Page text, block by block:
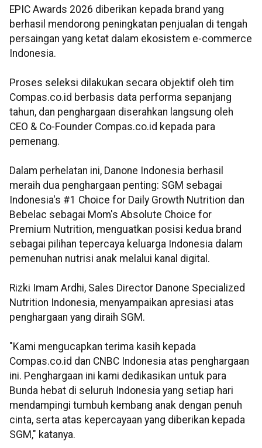
EPIC Awards 2026 diberikan kepada brand yang
berhasil mendorong peningkatan penjualan di tengah
persaingan yang ketat dalam ekosistem e-commerce
Indonesia.
Proses seleksi dilakukan secara objektif oleh tim
Compas.co.id berbasis data performa sepanjang
tahun, dan penghargaan diserahkan langsung oleh
CEO & Co-Founder Compas.co.id kepada para
pemenang.
Dalam perhelatan ini, Danone Indonesia berhasil
meraih dua penghargaan penting: SGM sebagai
Indonesia's #1 Choice for Daily Growth Nutrition dan
Bebelac sebagai Mom's Absolute Choice for
Premium Nutrition, menguatkan posisi kedua brand
sebagai pilihan tepercaya keluarga Indonesia dalam
pemenuhan nutrisi anak melalui kanal digital.
Rizki Imam Ardhi, Sales Director Danone Specialized
Nutrition Indonesia, menyampaikan apresiasi atas
penghargaan yang diraih SGM.
"Kami mengucapkan terima kasih kepada
Compas.co.id dan CNBC Indonesia atas penghargaan
ini. Penghargaan ini kami dedikasikan untuk para
Bunda hebat di seluruh Indonesia yang setiap hari
mendampingi tumbuh kembang anak dengan penuh
cinta, serta atas kepercayaan yang diberikan kepada
SGM," katanya.